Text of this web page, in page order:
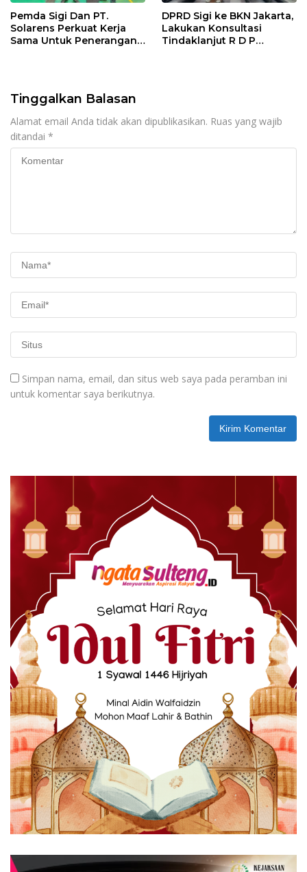
Pemda Sigi Dan PT.
Solarens Perkuat Kerja
Sama Untuk Penerangan
DPRD Sigi ke BKN Jakarta,
Lakukan Konsultasi
Tindaklanjut R D P
Tinggalkan Balasan
Alamat email Anda tidak akan dipublikasikan. Ruas yang wajib
ditandai *
Simpan nama, email, dan situs web saya pada peramban ini
untuk komentar saya berikutnya.